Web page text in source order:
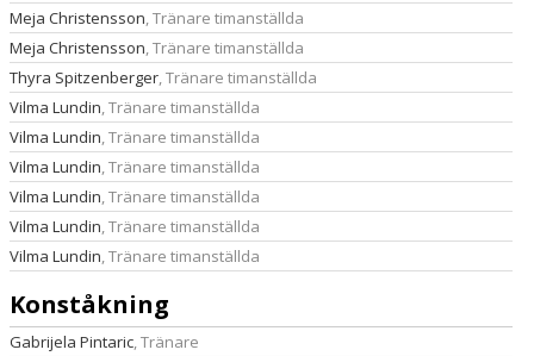
Meja Christensson, Tränare timanställda
Meja Christensson, Tränare timanställda
Thyra Spitzenberger, Tränare timanställda
Vilma Lundin, Tränare timanställda
Vilma Lundin, Tränare timanställda
Vilma Lundin, Tränare timanställda
Vilma Lundin, Tränare timanställda
Vilma Lundin, Tränare timanställda
Vilma Lundin, Tränare timanställda
Konståkning
Gabrijela Pintaric, Tränare